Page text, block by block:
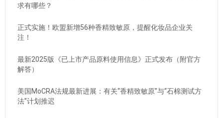
求有哪些？
正式实施！欧盟新增56种香精致敏原，提醒化妆品企业关
注！
最新2025版《已上市产品原料使用信息》正式发布（附官方
解答）
美国MoCRA法规最新进展：有关“香精致敏原”与“石棉测试方
法”计划推迟